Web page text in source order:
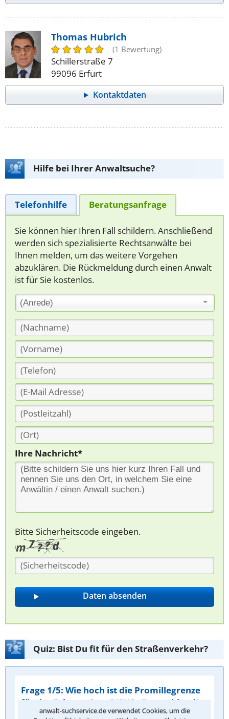
anwalt-suchservice.de verwendet Cookies, um die
Thomas Hubrich
(1 Bewertung)
Schillerstraße 7
99096 Erfurt
Kontaktdaten
Hilfe bei Ihrer Anwaltsuche?
Telefonhilfe Beratungsanfrage
Sie können hier Ihren Fall schildern. Anschließend
werden sich spezialisierte Rechtsanwälte bei
Ihnen melden, um das weitere Vorgehen
abzuklären. Die Rückmeldung durch einen Anwalt
ist für Sie kostenlos.
(Anrede)
Ihre Nachricht*
Bitte Sicherheitscode eingeben.
Quiz: Bist Du fit für den Straßenverkehr?
Frage 1/5: Wie hoch ist die Promillegrenze
für das Fahren eines PKW in Deutschland?